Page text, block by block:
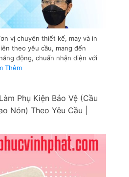
vị chuyên thiết kế, may và in
theo yêu cầu, mang đến
động, chuẩn nhận diện với
Thêm
Phụ Kiện Bảo Vệ (Cầu
Nón) Theo Yêu Cầu |